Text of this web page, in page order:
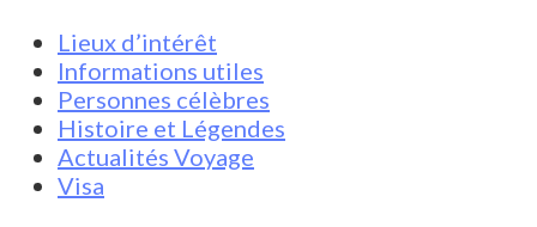
Lieux d’intérêt
Informations utiles
Personnes célèbres
Histoire et Légendes
Actualités Voyage
Visa